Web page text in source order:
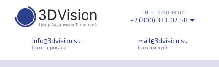
info@3dvision.su
(отдел продаж)
mail@3dvision.su
(отдел услуг)
ПН-ПТ 9:00-18:00
+7 (800) 333-07-58